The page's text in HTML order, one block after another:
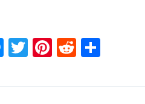
M
s
T
itt
Pi
er
R
d ar